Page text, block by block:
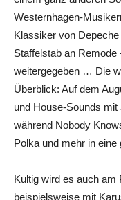
Westernhagen-
Klassiker von
Staffelstab an
weitergegeben … Die
Überblick: Auf dem
und House-Sounds
während Nobody
Polka und mehr in
Kultig wird es auch am
beispielsweise mit